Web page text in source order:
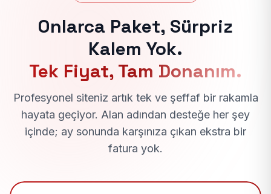
Onlarca Paket, Sürpriz
Kalem Yok.
Tek Fiyat, Tam Donanım.
Profesyonel siteniz artık tek ve şeffaf bir rakamla
hayata geçiyor. Alan adından desteğe her şey
içinde; ay sonunda karşınıza çıkan ekstra bir
fatura yok.